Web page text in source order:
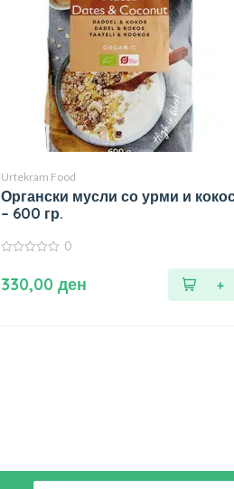
Urtekram Food
Органски мусли со урми и
– 600 гр.
5
0
330,00 ден